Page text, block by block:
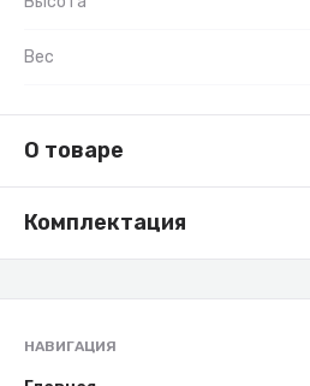
Вес
О товаре
Комплектация
НАВИГАЦИЯ